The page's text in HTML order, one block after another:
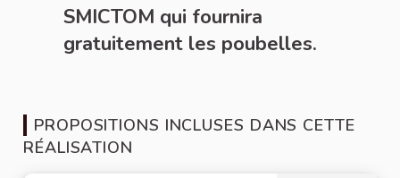
SMICTOM qui fournira
gratuitement les poubelles.
PROPOSITIONS INCLUSES DANS CETTE
RÉALISATION